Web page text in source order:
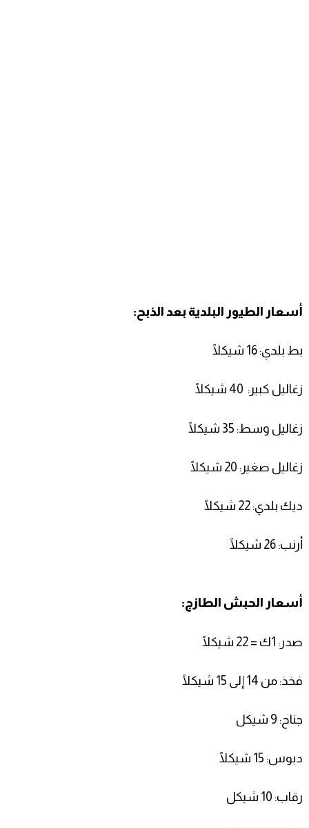
أسعار الطيور البلدية بعد الذبح:
بط بلدي: 16 شيكلًا
زغاليل كبير: 40 شيكلًا
زغاليل وسط: 35 شيكلًا
زغاليل صغير: 20 شيكلًا
ديك بلدي: 22 شيكلًا
أرنب: 26 شيكلًا
أسعار الحبش الطازج:
صدر: 1ك = 22 شيكلًا
فخذ: من 14 إلى 15 شيكلًا
جناح: 9 شيكل
دبوس: 15 شيكلًا
رقاب: 10 شيكل